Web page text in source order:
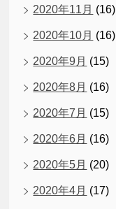
2020年11月 (16)
2020年10月 (16)
2020年9月 (15)
2020年8月 (16)
2020年7月 (15)
2020年6月 (16)
2020年5月 (20)
2020年4月 (17)